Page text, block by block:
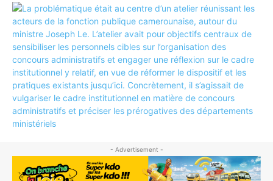
- Advertisement -